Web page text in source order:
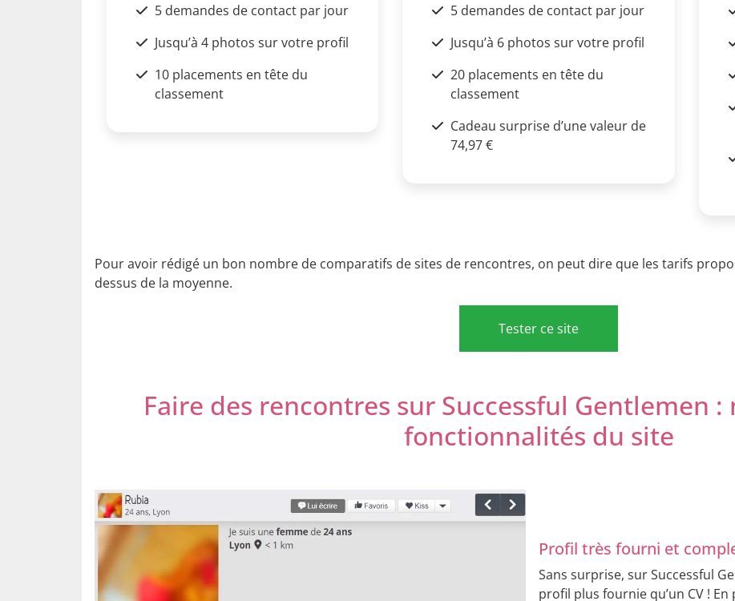
5 demandes de contact par jour
Jusqu’à 4 photos sur votre profil
10 placements en tête du
classement
5 demandes de contact par jour
Jusqu’à 6 photos sur votre profil
20 placements en tête du
classement
Cadeau surprise d’une valeur de
74,97 €
Pour avoir rédigé un bon nombre de comparatifs de sites de rencontres, on peut dire que les tarifs
dessus de la moyenne.
Tester ce site
Faire des rencontres sur Successful Gentlemen
fonctionnalités du site
Profil très fourni et
Sans surprise, sur Successful
profil plus fournie qu’un CV !